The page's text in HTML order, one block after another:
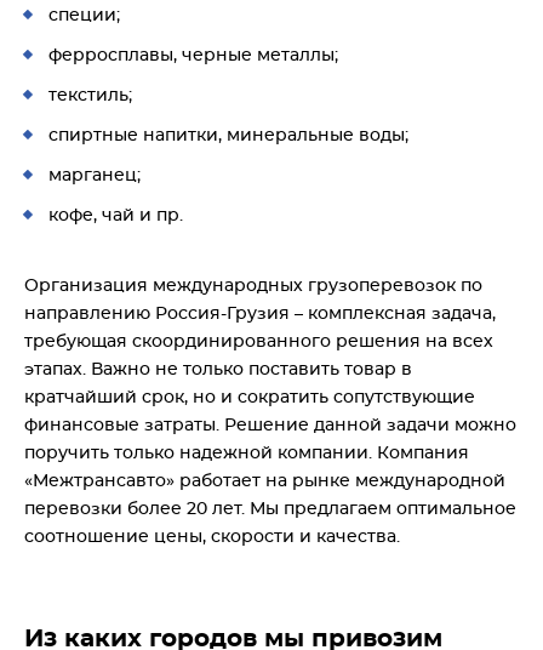
специи;
ферросплавы, черные металлы;
текстиль;
спиртные напитки, минеральные воды;
марганец;
кофе, чай и пр.
Организация международных грузоперевозок по
направлению Россия-Грузия – комплексная задача,
требующая скоординированного решения на всех
этапах. Важно не только поставить товар в
кратчайший срок, но и сократить сопутствующие
финансовые затраты. Решение данной задачи можно
поручить только надежной компании. Компания
«Межтрансавто» работает на рынке международной
перевозки более 20 лет. Мы предлагаем оптимальное
соотношение цены, скорости и качества.
Из каких городов мы привозим